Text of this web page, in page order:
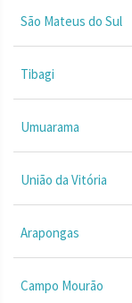
São Mateus do Sul
Tibagi
Umuarama
União da Vitória
Arapongas
Campo Mourão